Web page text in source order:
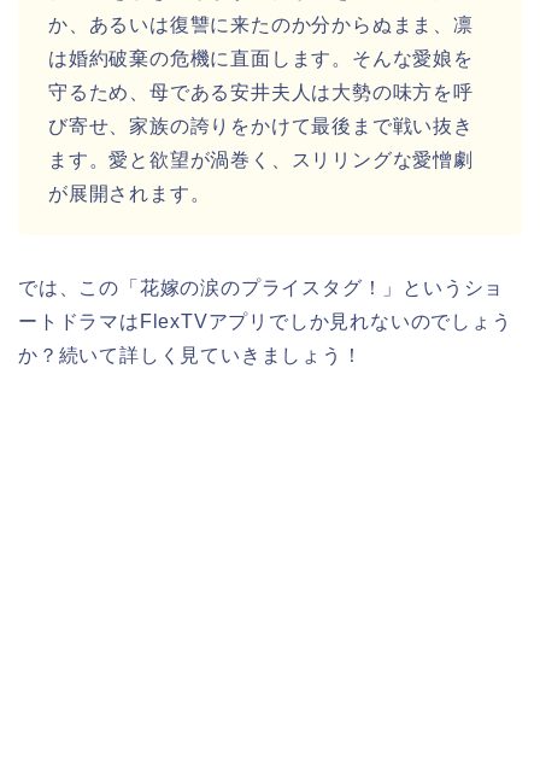
か、あるいは復讐に来たのか分からぬまま、凛
は婚約破棄の危機に直面します。そんな愛娘を
守るため、母である安井夫人は大勢の味方を呼
び寄せ、家族の誇りをかけて最後まで戦い抜き
ます。愛と欲望が渦巻く、スリリングな愛憎劇
が展開されます。
では、この 「花嫁の涙のプライスタグ！」
というショ
ートドラマはFlexTVアプリでしか見れないのでしょう
か？続いて詳しく見ていきましょう！